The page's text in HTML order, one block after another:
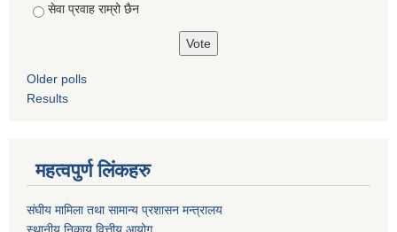
सेवा प्रवाह राम्रो छैन
Older polls
Results
महत्वपुर्ण लिंकहरु
संघीय मामिला तथा सामान्य प्रशासन मन्त्रालय
स्थानीय निकाय वित्तीय आयोग